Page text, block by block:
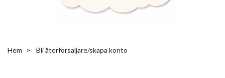
Hem Bli återförsäljare/skapa konto